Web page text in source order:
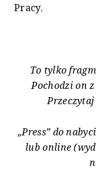
Pracy.
To tylko
Pochodzi on
Przeczytaj
„Press” do
lub online